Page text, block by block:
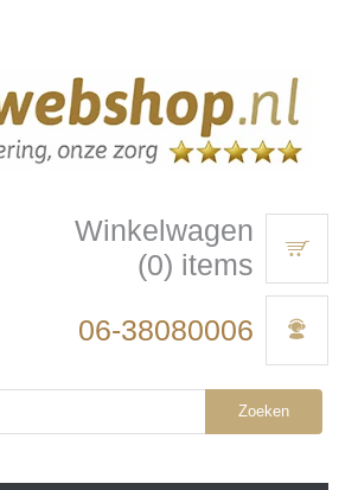
Winkelwagen
(0) items
06-38080006
Zoeken